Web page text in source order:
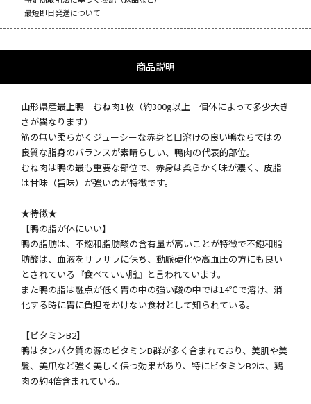
最短即日発送について
商品説明
山形県産最上鴨 むね肉1枚（約300g以上 個体によって多少大き
さが異なります）
筋の無い柔らかくジューシーな赤身と口溶けの良い鴨ならではの
良質な脂身のバランスが素晴らしい、鴨肉の代表的部位。
むね肉は鴨の最も重要な部位で、赤身は柔らかく味が濃く、皮脂
は甘味（旨味）が強いのが特徴です。
★特徴★
【鴨の脂が体にいい】
鴨の脂肪は、不飽和脂肪酸の含有量が高いことが特徴で不飽和脂
肪酸は、血液をサラサラに保ち、動脈硬化や高血圧の方にも良い
とされている『食べていい脂』と言われています。
また鴨の脂は融点が低く胃の中の強い酸の中では14℃で溶け、消
化する時に胃に負担をかけない食材として知られている。
【ビタミンB2】
鴨はタンパク質の源のビタミンB群が多く含まれており、美肌や美
髪、美爪など強く美しく保つ効果があり、特にビタミンB2は、鶏
肉の約4倍含まれている。